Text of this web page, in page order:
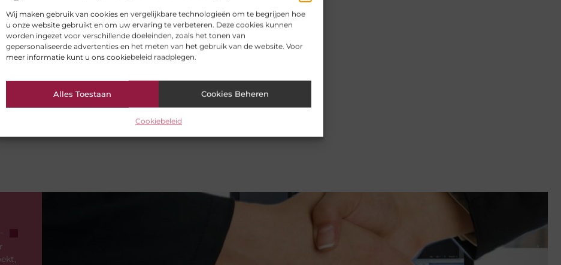
Wij maken gebruik van cookies en vergelijkbare technologieën om te begrijpen hoe
u onze website gebruikt en om uw ervaring te verbeteren. Deze cookies kunnen
worden ingezet voor verschillende doeleinden, zoals het tonen van
gepersonaliseerde advertenties en het meten van het gebruik van de website. Voor
meer informatie kunt u ons cookiebeleid raadplegen.
Alles Toestaan Cookies Beheren
Cookiebeleid
over de nieuwste schrijvers- en blogtrends in onze
meeste uit je schrijversreis haalt.
je basisgegevens in en begin meteen met bloggen!
is ons platform de ideale plek voor zowel nieuwe als
groot publiek. Wacht niet langer, registreer je nu en laat